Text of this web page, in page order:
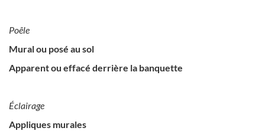
Poêle
Mural ou posé au sol
Apparent ou effacé derrière la banquette
Éclairage
Appliques murales